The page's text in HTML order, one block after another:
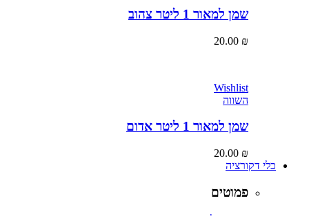
שמן למאור 1 ליטר צהוב
20.00
Wishlist
שמן למאור 1 ליטר אדום
20.00
כלי דקורציה
פמוטים